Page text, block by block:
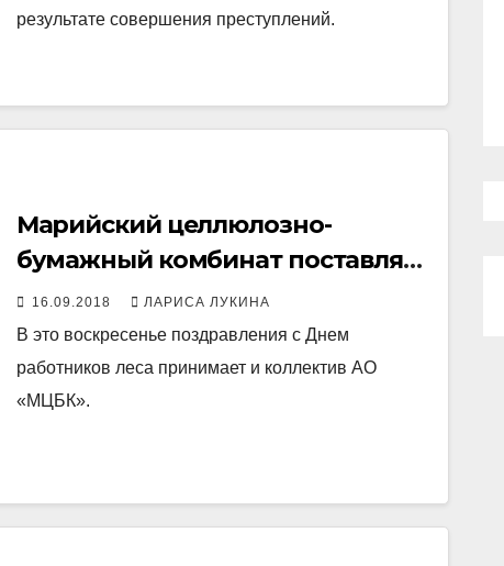
результате совершения преступлений.
Марийский целлюлозно-
бумажный комбинат поставляет
продукцию в Европу и Азию
16.09.2018 ЛАРИСА ЛУКИНА
В это воскресенье поздравления с Днем
работников леса принимает и коллектив АО
«МЦБК».